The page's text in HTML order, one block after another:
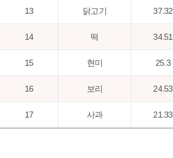
13 닭고기 37.32
14 떡 34.51
15 현미 25.3
16 보리 24.53
17 사과 21.33